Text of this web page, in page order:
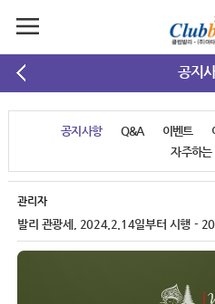
공지
공지사항 Q&A 이벤트
자주하는
관리자
발리 관광세, 2024.2.14일부터 시행 -